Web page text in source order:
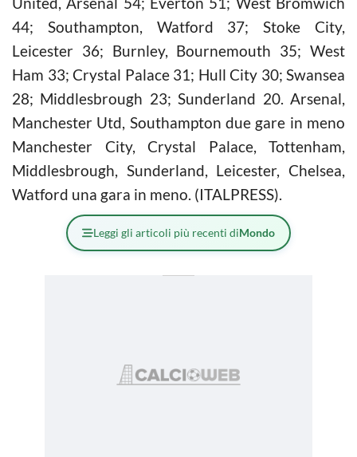
44; Southampton, Watford 37; Stoke City,
Leicester 36; Burnley, Bournemouth 35; West
Ham 33; Crystal Palace 31; Hull City 30; Swansea
28; Middlesbrough 23; Sunderland 20. Arsenal,
Manchester Utd, Southampton due gare in meno
Manchester City, Crystal Palace, Tottenham,
Middlesbrough, Sunderland, Leicester, Chelsea,
Watford una gara in meno. (ITALPRESS).
Leggi gli articoli più recenti diMondo